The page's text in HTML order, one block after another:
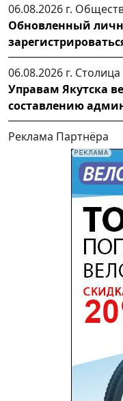
06.08.2026 г.
Обновленный
06.08.2026 г. Столица
Управам Якутска
составлению
Реклама Партнёра